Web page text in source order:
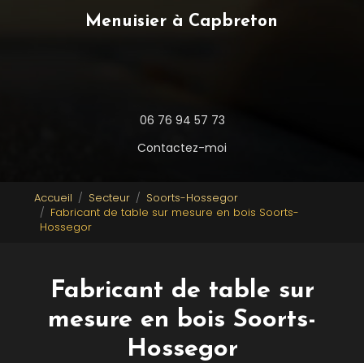
Menuisier à Capbreton
06 76 94 57 73
Contactez-moi
Accueil Secteur
Soorts-Hossegor
Fabricant de table sur mesure en bois Soorts-
Hossegor
Fabricant de table sur
mesure en bois Soorts-
Hossegor